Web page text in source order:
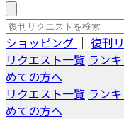
ショッピング ｜ 復刊
リクエスト一覧 ラン
めての方へ
リクエスト一覧 ラン
めての方へ